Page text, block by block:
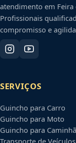
atendimento em Feira
Profissionais
compromisso e
SERVIÇOS
Guincho para Carro
Guincho para Moto
Guincho para
Transporte de Veículos